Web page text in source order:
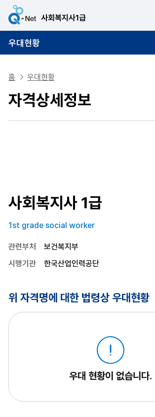
우대현황
홈 우대현황
자격상세정보
사회복지사 1급
1st grade social worker
관련부처
보건복지부
시행기관
한국산업인력공단
위 자격명에 대한 법령상 우대현황
우대 현황이 없습니다.